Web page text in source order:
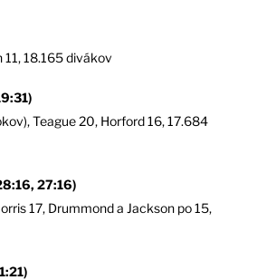
18.165 divákov
Teague 20, Horford 16, 17.684
27:16)
17, Drummond a Jackson po 15,